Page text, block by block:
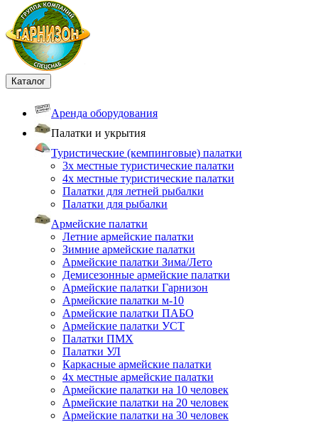
Каталог
Аренда оборудования
Палатки и укрытия
Туристические (кемпинговые) палатки
3х местные туристические палатки
4х местные туристические палатки
Палатки для летней рыбалки
Палатки для рыбалки
Армейские палатки
Летние армейские палатки
Зимние армейские палатки
Армейские палатки Зима/Лето
Демисезонные армейские палатки
Армейские палатки Гарнизон
Армейские палатки м-10
Армейские палатки ПАБО
Армейские палатки УСТ
Палатки ПМХ
Палатки УЛ
Каркасные армейские палатки
4х местные армейские палатки
Армейские палатки на 10 человек
Армейские палатки на 20 человек
Армейские палатки на 30 человек